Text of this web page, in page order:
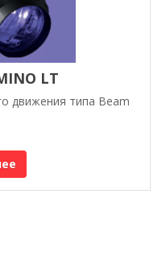
LT
движения типа Beam